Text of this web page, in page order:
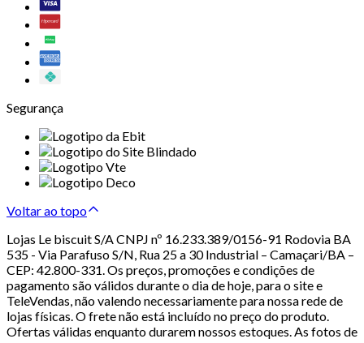
Segurança
Voltar ao topo
Lojas Le biscuit S/A CNPJ nº 16.233.389/0156-91 Rodovia BA
535 - Via Parafuso S/N, Rua 25 a 30 Industrial – Camaçari/BA –
CEP: 42.800-331. Os preços, promoções e condições de
pagamento são válidos durante o dia de hoje, para o site e
TeleVendas, não valendo necessariamente para nossa rede de
lojas físicas. O frete não está incluído no preço do produto.
Ofertas válidas enquanto durarem nossos estoques. As fotos de